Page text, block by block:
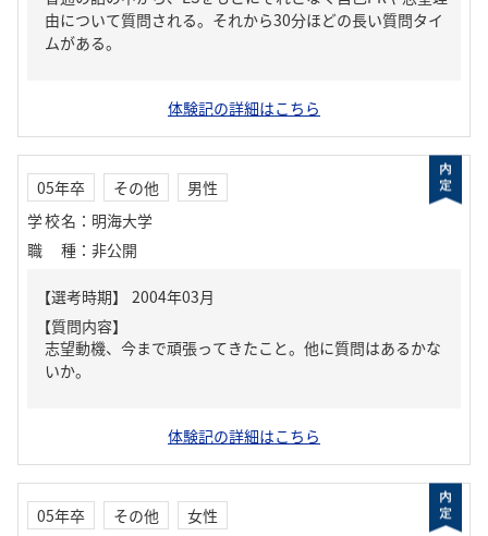
由について質問される。それから30分ほどの長い質問タイ
ムがある。
体験記の詳細はこちら
05年卒 その他
男性
学校名 ： 明海大学
職種 ： 非公開
【質問内容】
志望動機、今まで頑張ってきたこと。他に質問はあるかな
いか。
体験記の詳細はこちら
05年卒 その他
女性